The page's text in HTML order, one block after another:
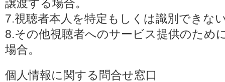
譲渡する場合。
7.視聴者本人を特定もしくは識別できな
8.その他視聴者へのサービス提供のため
場合。
個人情報に関する問合せ窓口